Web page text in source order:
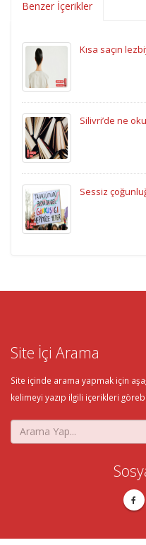
Benzer İçerikler
Kısa saçın
Silivri’de ne
Sessiz
Site İçi Arama
Site içinde arama yapmak için
kelimeyi yazıp ilgili içerikleri